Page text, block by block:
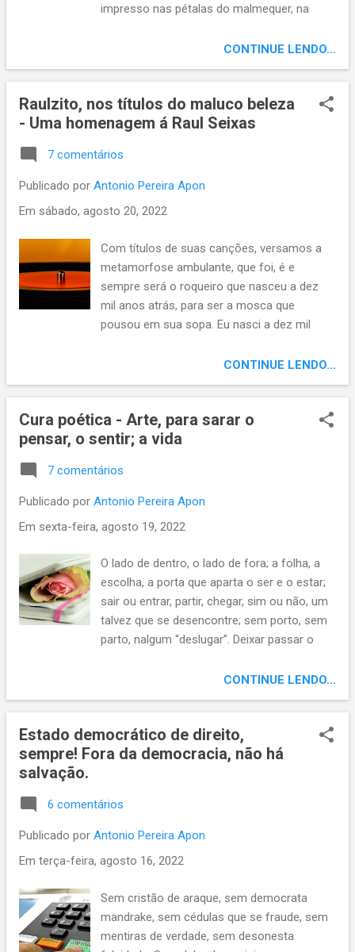
impresso nas pétalas do malmequer, na
gravado nas fibras do coração, marcado na
alma, projetado na imensidão.
CONTINUE LENDO...
Raulzito, nos títulos do maluco beleza
- Uma homenagem á Raul Seixas
7 comentários
Publicado por Antonio Pereira Apon
Em sábado, agosto 20, 2022
Com títulos de suas canções, versamos a
metamorfose ambulante, que foi, é e
sempre será o roqueiro que nasceu a dez
mil anos atrás, para ser a mosca que
pousou em sua sopa. Eu nasci a dez mil
tolo; sendo uma metamorfose ambulante,
Meu amigo Pedro, não aceito ser um
carimbador maluco, dessa sociedade
alternativa; um cowboy fora da lei, a misturar
minha morte, lamentar o dia em que a Terra
parou. Viver é se fazer prelúdio, uma lua
medo da chuva. Ofertam ao povo um
mendigo, eta vida! Quando acabar o maluco
sou eu, eu também vou reclamar; mosca na
sopa, rock das aranhas… por quem os sinos
dobram, Al Capone? Aluga-se a lei, as
profecias; como vovó já dizia: quando você
dormir. Sou o que sou; a geração da luz, o
segredo da luz; aquela coisa,, ...
CONTINUE LENDO...
Cura poética - Arte, para sarar o
pensar, o sentir; a vida
7 comentários
Publicado por Antonio Pereira Apon
Em sexta-feira, agosto 19, 2022
O lado de dentro, o lado de fora; a folha, a
escolha, a porta que aparta o ser e o estar;
sair ou entrar, partir, chegar, sim ou não, um
talvez que se desencontre; sem porto, sem
parto, nalgum “deslugar”. Deixar passar o
passar adiante, despir o pretérito guante,
deixar o agora, o futuro passar.
desestressar, desestagnar, desacomodar!
Desensombrar, desassombrar, curar!
CONTINUE LENDO...
Estado democrático de direito,
sempre! Fora da democracia, não há
salvação.
6 comentários
Publicado por Antonio Pereira Apon
Em terça-feira, agosto 16, 2022
Sem cristão de araque, sem democrata
mandrake, sem cédulas que se fraude, sem
mentiras de verdade, sem desonesta